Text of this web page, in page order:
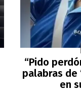
“Pido
palabras de
en